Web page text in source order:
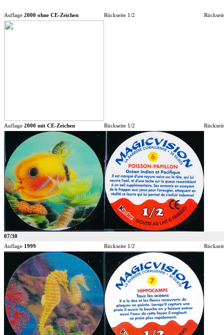
Auflage 2000 ohne CE-Zeichen Rückseite 1/2
Auflage 2000 mit CE-Zeichen Rückseite 1/2
07/30
Auflage 1999 Rückseite 1/2